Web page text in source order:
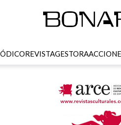
REVISTAGESTORA